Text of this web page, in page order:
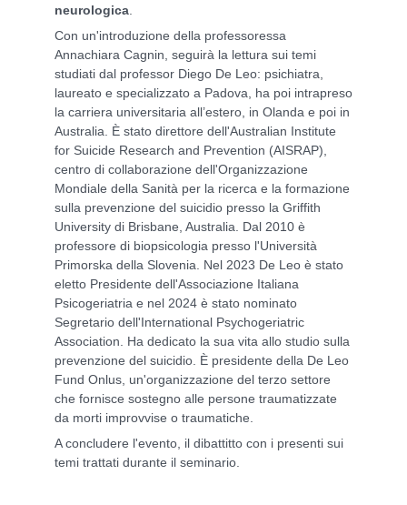
neurologica
Con un'introduzione della professoressa
Annachiara Cagnin, seguirà la lettura sui temi
studiati dal professor Diego De Leo: psichiatra,
laureato e specializzato a Padova, ha poi intrapreso
la carriera universitaria all’estero, in Olanda e poi in
Australia. È stato direttore dell'Australian Institute
for Suicide Research and Prevention (AISRAP),
centro di collaborazione dell'Organizzazione
Mondiale della Sanità per la ricerca e la formazione
sulla prevenzione del suicidio presso la Griffith
University di Brisbane, Australia. Dal 2010 è
professore di biopsicologia presso l'Università
Primorska della Slovenia. Nel 2023 De Leo è stato
eletto Presidente dell'Associazione Italiana
Psicogeriatria e nel 2024 è stato nominato
Segretario dell'International Psychogeriatric
Association. Ha dedicato la sua vita allo studio sulla
prevenzione del suicidio. È presidente della De Leo
Fund Onlus, un'organizzazione del terzo settore
che fornisce sostegno alle persone traumatizzate
da morti improvvise o traumatiche.
A concludere l'evento, il dibattitto con i presenti sui
temi trattati durante il seminario.